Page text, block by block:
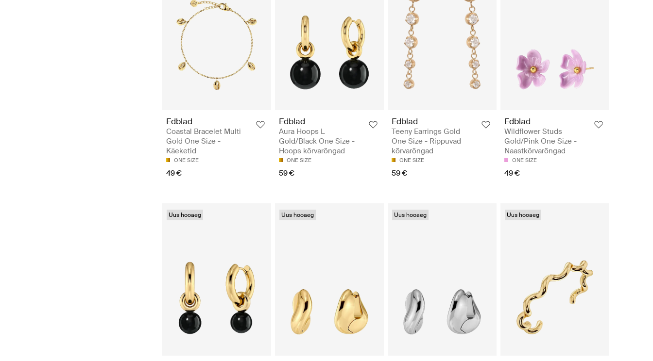
Edblad
Coastal Bracelet Multi
Gold One Size -
Käeketid
ONE SIZE
49 €
Edblad
Aura Hoops L
Gold/Black One Size -
Hoops kõrvarõngad
ONE SIZE
59 €
Edblad
Teeny Earrings Gold
One Size - Rippuvad
kõrvarõngad
ONE SIZE
59 €
Edblad
Wildflower Studs
Gold/Pink One Size -
Naastkõrvarõngad
ONE SIZE
49 €
Uus hooaeg Uus hooaeg Uus hooaeg Uus hooaeg